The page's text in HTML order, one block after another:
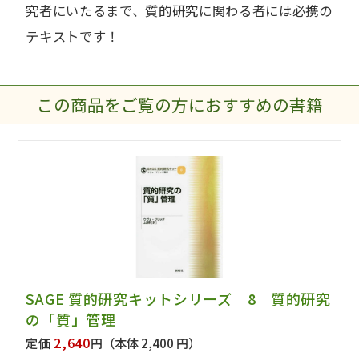
究者にいたるまで、質的研究に関わる者には必携の
テキストです！
この商品をご覧の方におすすめの書籍
SAGE 質的研究キットシリーズ 8 質的研究
の「質」管理
定価 2,640円 （本体 2,400 円）